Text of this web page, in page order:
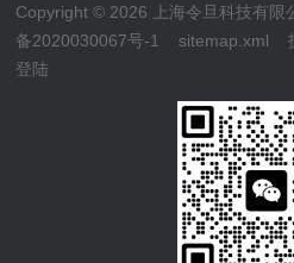
Copyright © 2026 上海令旦科技有限
备2020030067号-1
sitemap.xml
登陆